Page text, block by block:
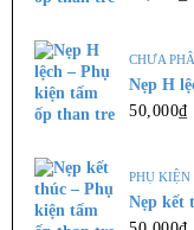
Tấm ốp
160,000₫
CHƯA
Nẹp H
50,000₫
PHỤ KIỆN
Nẹp kết